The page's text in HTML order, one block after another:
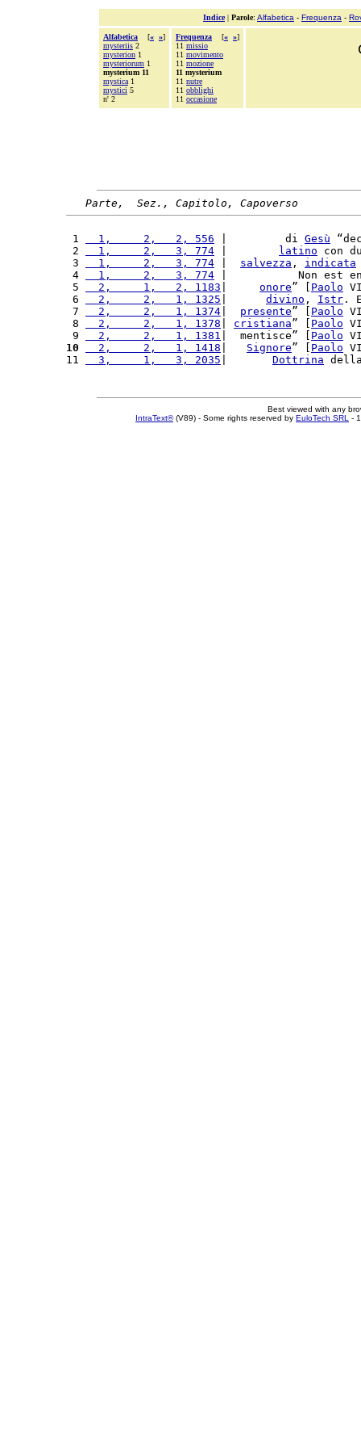
Indice| Parole: Alfabetica - Frequenza -
Alfabetica [« »]
mysteriis 2
mysterion 1
mysteriorum 1
mysterium 11
mystica 1
mystici 5
n' 2
Frequenza [« »]
11 missio
11 movimento
11 mozione
11 mysterium
11 nutre
11 obblighi
11 occasione
Parte,  Sez., Capitolo, Capoverso
1
  1,     2,   2, 556
|         di Gesù
2
  1,     2,   3, 774
latino con
3
  1,     2,   3, 774
salvezza , indicata
4
  1,     2,   3, 774
|           Non est
5
  2,     1,   2, 1183
onore” [ Paolo
6
  2,     2,   1, 1325
divino , Istr .
7
  2,     2,   1, 1374
presente” [ Paolo
8
  2,     2,   1, 1378
cristiana” [ Paolo
9
  2,     2,   1, 1381
|  mentisce” [ Paolo
10
  2,     2,   1, 1418
Signore” [ Paolo
11
  3,     1,   3, 2035
Dottrina
Best viewed with any
IntraText®(V89) - Some rights reserved by EuloTech SRL -